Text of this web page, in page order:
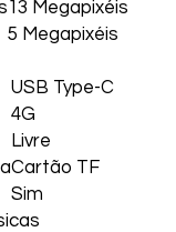
13 Megapixéis
5 Megapixéis
USB Type-C
4G
Livre
Cartão TF
Sim